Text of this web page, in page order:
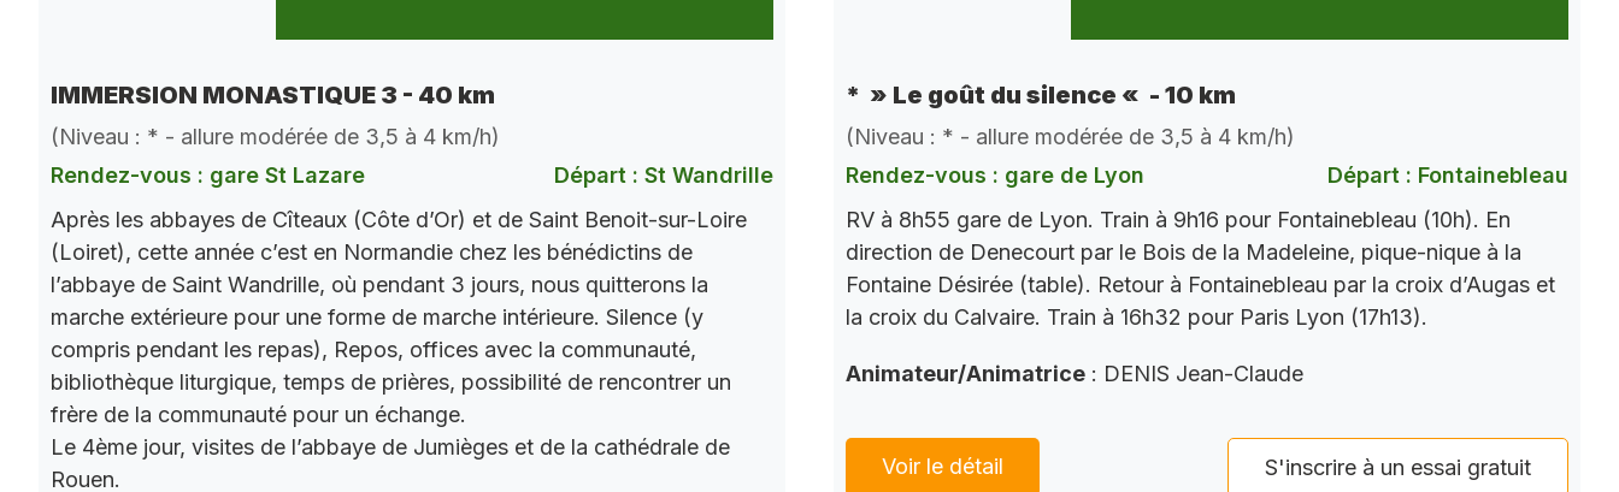
IMMERSION MONASTIQUE 3 - 40 km
(Niveau : * - allure modérée de 3,5 à 4 km/h)
Rendez-vous : gare St Lazare
Départ : St Wandrille
Après les abbayes de Cîteaux (Côte d’Or) et de Saint Benoit-sur-Loire
(Loiret), cette année c’est en Normandie chez les bénédictins de
l’abbaye de Saint Wandrille, où pendant 3 jours, nous quitterons la
marche extérieure pour une forme de marche intérieure. Silence (y
compris pendant les repas), Repos, offices avec la communauté,
bibliothèque liturgique, temps de prières, possibilité de rencontrer un
frère de la communauté pour un échange.
Le 4ème jour, visites de l’abbaye de Jumièges et de la cathédrale de
Rouen.
* » Le goût du silence « - 10 km
(Niveau : * - allure modérée de 3,5 à 4 km/h)
Rendez-vous : gare de Lyon
Départ : Fontainebleau
RV à 8h55 gare de Lyon. Train à 9h16 pour Fontainebleau (10h). En
direction de Denecourt par le Bois de la Madeleine, pique-nique à la
Fontaine Désirée (table). Retour à Fontainebleau par la croix d’Augas et
la croix du Calvaire. Train à 16h32 pour Paris Lyon (17h13).
Animateur/Animatrice : DENIS Jean-Claude
Voir le détail S'inscrire à un essai gratuit